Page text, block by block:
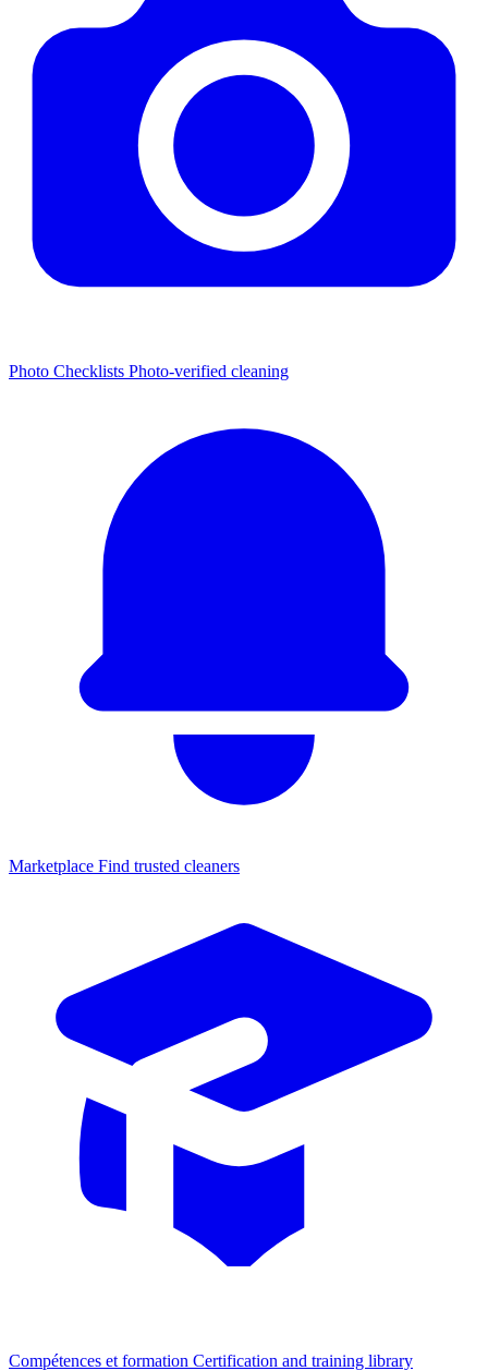
Photo Checklists Photo-verified cleaning
Marketplace Find trusted cleaners
Compétences et formation Certification and training library